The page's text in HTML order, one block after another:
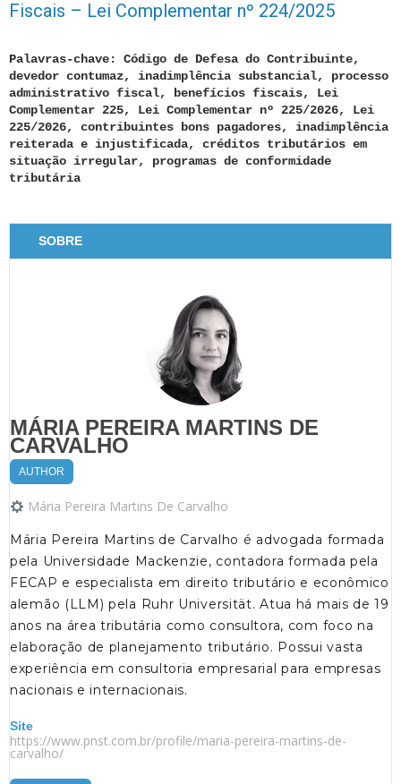
Fiscais – Lei Complementar nº 224/2025
Palavras-chave: Código de Defesa do Contribuinte,
devedor contumaz, inadimplência substancial, processo
administrativo fiscal, benefícios fiscais, Lei
Complementar 225, Lei Complementar nº 225/2026, Lei
225/2026, contribuintes bons pagadores, inadimplência
reiterada e injustificada, créditos tributários em
situação irregular, programas de conformidade
tributária
SOBRE
MÁRIA PEREIRA MARTINS DE
CARVALHO
AUTHOR
Mária Pereira Martins De Carvalho
Mária Pereira Martins de Carvalho é advogada formada
pela Universidade Mackenzie, contadora formada pela
FECAP e especialista em direito tributário e econômico
alemão (LLM) pela Ruhr Universität. Atua há mais de 19
anos na área tributária como consultora, com foco na
elaboração de planejamento tributário. Possui vasta
experiência em consultoria empresarial para empresas
nacionais e internacionais.
Site
https://www.pnst.com.br/profile/maria-pereira-martins-de-
carvalho/